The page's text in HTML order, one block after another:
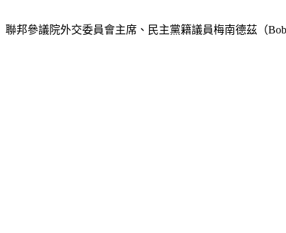
聯邦參議院外交委員會主席、民主黨籍議員梅南德茲（